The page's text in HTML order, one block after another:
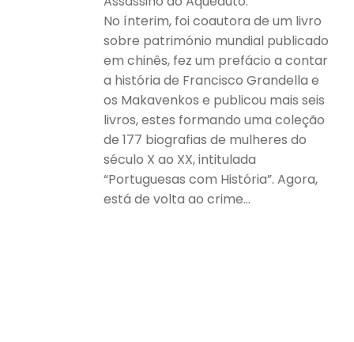
No ínterim, foi coautora de um livro
sobre património mundial publicado
em chinês, fez um prefácio a contar
a história de Francisco Grandella e
os Makavenkos e publicou mais seis
livros, estes formando uma coleção
de 177 biografias de mulheres do
século X ao XX, intitulada
“Portuguesas com História”. Agora,
está de volta ao crime…